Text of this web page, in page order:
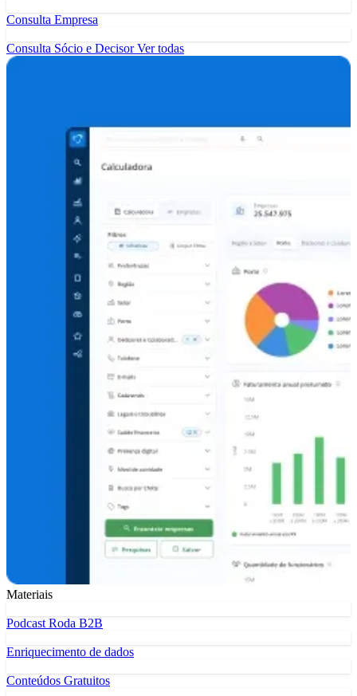
Consulta Empresa
Consulta Sócio e DecisorVer todas
Materiais
Podcast Roda B2B
Enriquecimento de dados
Conteúdos Gratuitos